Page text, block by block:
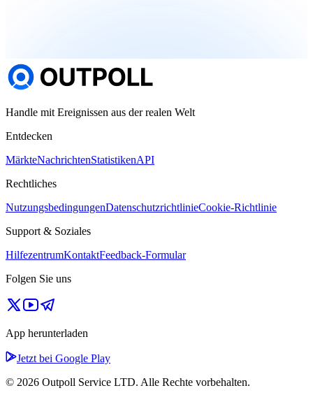
Handle mit Ereignissen aus der realen Welt
Entdecken
MärkteNachrichtenStatistikenAPI
Rechtliches
NutzungsbedingungenDatenschutzrichtlinieCookie-Richtlinie
Support & Soziales
HilfezentrumKontaktFeedback-Formular
Folgen Sie uns
App herunterladen
Jetzt bei Google Play
© 2026 Outpoll Service LTD. Alle Rechte vorbehalten.